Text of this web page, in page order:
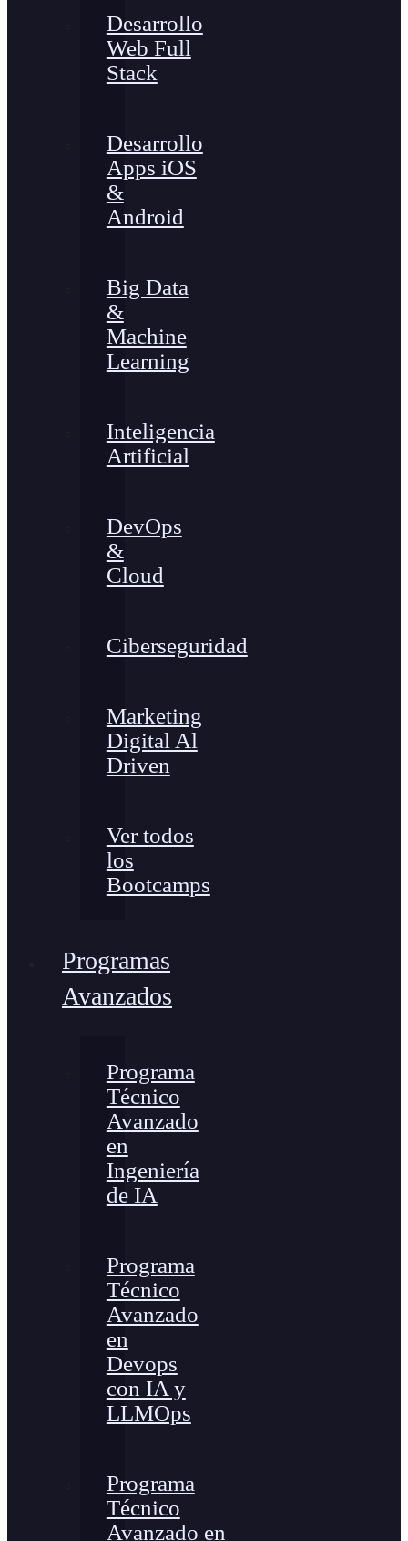
Desarrollo
Web Full
Stack
Desarrollo
Apps iOS
&
Android
Big Data
&
Machine
Learning
Inteligencia
Artificial
DevOps
&
Cloud
Ciberseguridad
Marketing
Digital Al
Driven
Ver todos
los
Bootcamps
Programas
Avanzados
Programa
Técnico
Avanzado
en
Ingeniería
de IA
Programa
Técnico
Avanzado
en
Devops
con IA y
LLMOps
Programa
Técnico
Avanzado en